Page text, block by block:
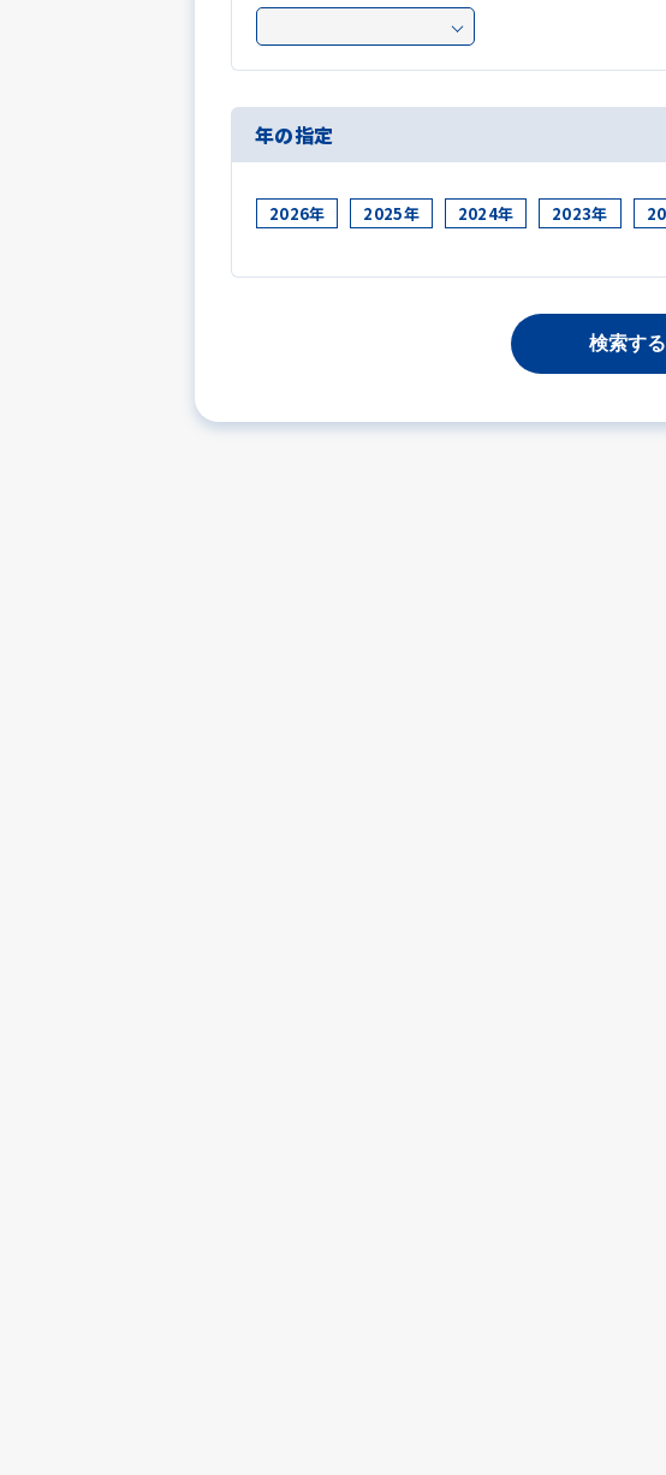
年の指定
2026年 2025年 2024年 2023年